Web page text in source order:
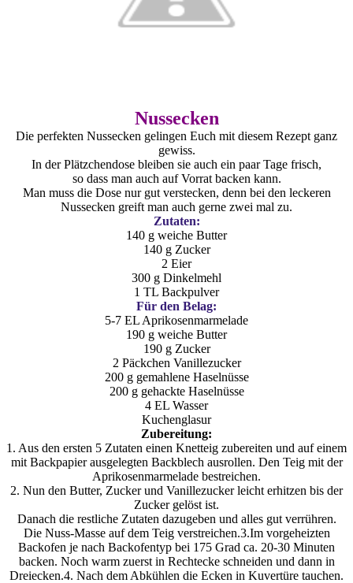
Nussecken
Die perfekten Nussecken gelingen Euch mit diesem Rezept ganz
gewiss.
In der Plätzchendose bleiben sie auch ein paar Tage frisch,
so dass man auch auf Vorrat backen kann.
Man muss die Dose nur gut verstecken, denn bei den leckeren
Nussecken greift man auch gerne zwei mal zu.
Zutaten:
140 g weiche Butter
140 g Zucker
2 Eier
300 g Dinkelmehl
1 TL Backpulver
Für den Belag:
5-7 EL Aprikosenmarmelade
190 g weiche Butter
190 g Zucker
2 Päckchen Vanillezucker
200 g gemahlene Haselnüsse
200 g gehackte Haselnüsse
4 EL Wasser
Kuchenglasur
Zubereitung:
1. Aus den ersten 5 Zutaten einen Knetteig zubereiten und auf einem
mit Backpapier ausgelegten Backblech ausrollen. Den Teig mit der
Aprikosenmarmelade bestreichen.
2. Nun den Butter, Zucker und Vanillezucker leicht erhitzen bis der
Zucker gelöst ist.
Danach die restliche Zutaten dazugeben und alles gut verrühren.
Die Nuss-Masse auf dem Teig verstreichen.3.Im vorgeheizten
Backofen je nach Backofentyp bei 175 Grad ca. 20-30 Minuten
backen. Noch warm zuerst in Rechtecke schneiden und dann in
Dreiecken.4. Nach dem Abkühlen die Ecken in Kuvertüre tauchen.